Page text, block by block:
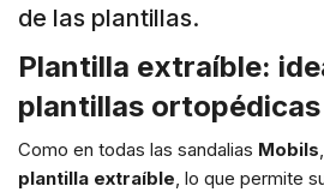
de las plantillas.
Plantilla extraíble:
plantillas ortopédicas
Como en todas las sandalias Mobils
plantilla extraíble, lo que permite